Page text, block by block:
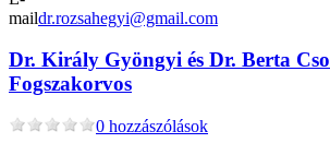
maildr.rozsahegyi@gmail.com
Dr. Király Gyöngyi és Dr. Berta
Fogszakorvos
0 hozzászólások